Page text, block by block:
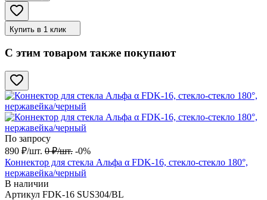
Купить в 1 клик
С этим товаром также покупают
По запросу
890 ₽/шт. 0 ₽/шт. -0%
Коннектор для стекла Альфа α FDK-16, стекло-стекло 180°,
нержавейка/черный
В наличии
Артикул FDK-16 SUS304/BL